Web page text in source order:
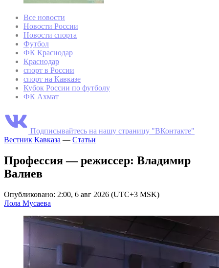
Все новости
Новости России
Новости спорта
Футбол
ФК Краснодар
Краснодар
спорт в России
спорт на Кавказе
Кубок России по футболу
ФК Ахмат
Подписывайтесь на нашу страницу "ВКонтакте"
Вестник Кавказа — Статьи
Профессия — режиссер: Владимир
Валиев
Опубликовано: 2:00, 6 авг 2026 (UTC+3 MSK)
Лола Мусаева